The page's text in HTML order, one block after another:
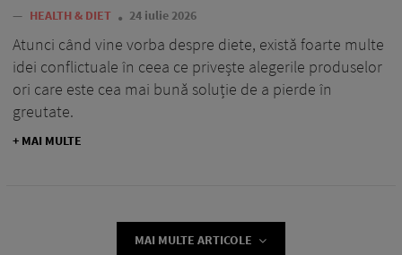
— HEALTH & DIET 24 iulie 2026
Atunci când vine vorba despre diete, există foarte multe
idei conflictuale în ceea ce privește alegerile produselor
ori care este cea mai bună soluție de a pierde în
greutate.
+ MAI MULTE
MAI MULTE ARTICOLE